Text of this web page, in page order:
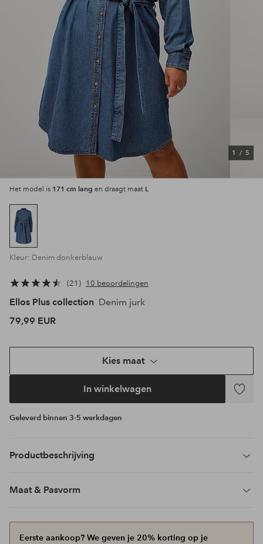
1 / 5
Het model is 171 cm lang en draagt maat L
Kleur: Denim donkerblauw
21 10 beoordelingen
Ellos Plus collection Denim jurk
79,99 EUR
Kies maat
In winkelwagen
Geleverd binnen 3-5 werkdagen
Productbeschrijving
Maat & Pasvorm
Eerste aankoop? We geven je 20% korting op je